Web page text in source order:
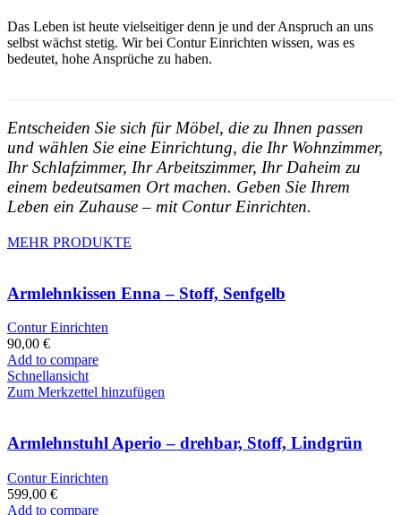
Das Leben ist heute vielseitiger denn je und der Anspruch an uns
selbst wächst stetig. Wir bei Contur Einrichten wissen, was es
bedeutet, hohe Ansprüche zu haben.
Entscheiden Sie sich für Möbel, die zu Ihnen passen
und wählen Sie eine Einrichtung, die Ihr Wohnzimmer,
Ihr Schlafzimmer, Ihr Arbeitszimmer, Ihr Daheim zu
einem bedeutsamen Ort machen. Geben Sie Ihrem
Leben ein Zuhause – mit Contur Einrichten.
MEHR PRODUKTE
Armlehnkissen Enna – Stoff, Senfgelb
Contur Einrichten
90,00 €
Add to compare
Schnellansicht
Zum Merkzettel hinzufügen
Armlehnstuhl Aperio – drehbar, Stoff, Lindgrün
Contur Einrichten
599,00 €
Add to compare